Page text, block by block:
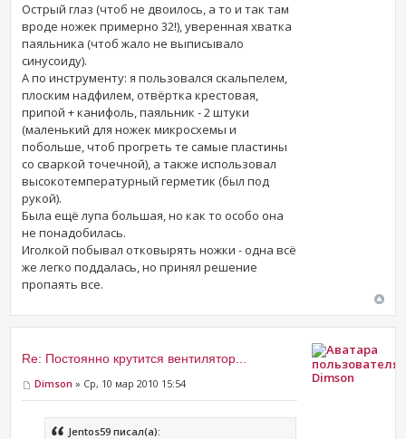
Острый глаз (чтоб не двоилось, а то и так там
вроде ножек примерно 32!), уверенная хватка
паяльника (чтоб жало не выписывало
синусоиду).
А по инструменту: я пользовался скальпелем,
плоским надфилем, отвёртка крестовая,
припой + канифоль, паяльник - 2 штуки
(маленький для ножек микросхемы и
побольше, чтоб прогреть те самые пластины
со сваркой точечной), а также использовал
высокотемпературный герметик (был под
рукой).
Была ещё лупа большая, но как то особо она
не понадобилась.
Иголкой побывал отковырять ножки - одна всё
же легко поддалась, но принял решение
пропаять все.
Re: Постоянно крутится вентилятор...
Dimson » Ср, 10 мар 2010 15:54
Jentos59 писал(а):
Dimson